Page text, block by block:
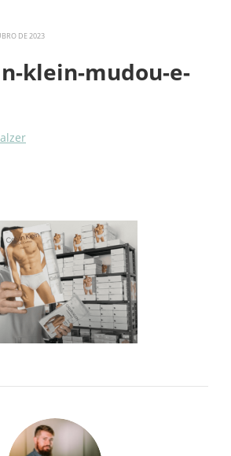
DE 2023
klein-mudou-e-